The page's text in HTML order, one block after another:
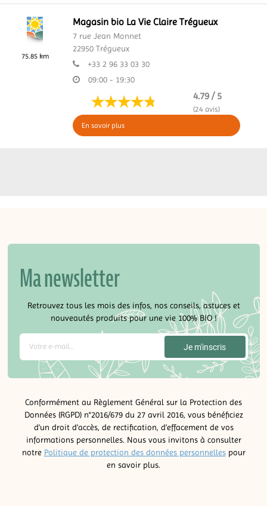
75.85 km
Magasin bio La Vie Claire Trégueux
7 rue Jean Monnet
22950 Trégueux
+33 2 96 33 03 30
09:00 - 19:30
4.79 / 5
(24 avis)
En savoir plus
Ma newsletter
Retrouvez tous les mois des infos, nos conseils, astuces et
nouveautés produits pour une vie 100% BIO !
Conformément au Règlement Général sur la Protection des
Données (RGPD) n°2016/679 du 27 avril 2016, vous bénéficiez
d’un droit d’accès, de rectification, d’effacement de vos
informations personnelles. Nous vous invitons à consulter
notre Politique de protection des données personnellespour
en savoir plus.